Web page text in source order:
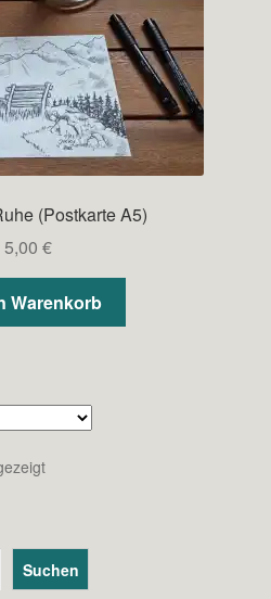
(Postkarte A5)
5,00 €
Warenkorb
Suchen